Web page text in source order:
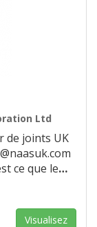
Ltd
de joints UK
ce que le…
Visualisez